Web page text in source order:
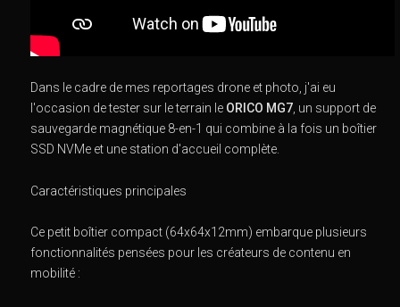
Dans le cadre de mes reportages drone et photo, j'ai eu
l'occasion de tester sur le terrain le ORICO MG7 , un support de
sauvegarde magnétique 8-en-1 qui combine à la fois un boîtier
SSD NVMe et une station d'accueil complète.
Caractéristiques principales
Ce petit boîtier compact (64x64x12mm) embarque plusieurs
fonctionnalités pensées pour les créateurs de contenu en
mobilité :